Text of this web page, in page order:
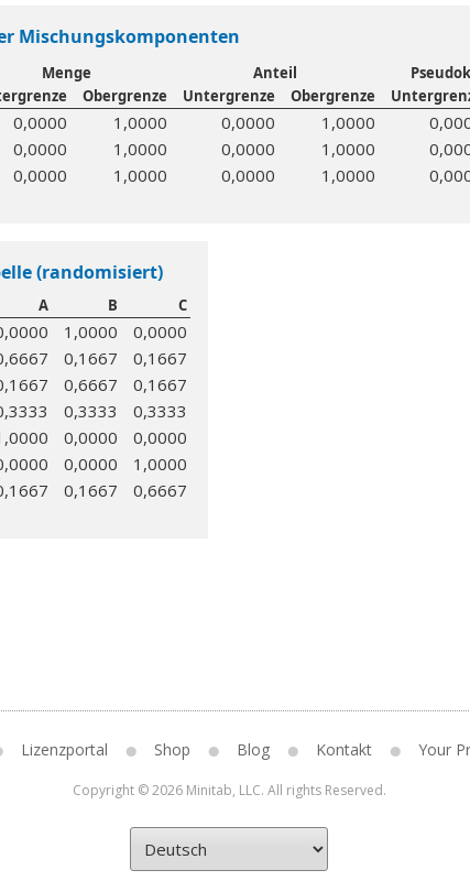
Mischungskomponenten
Menge Anteil
Obergrenze Untergrenze Obergrenze
0,0000 1,0000 0,0000 1,0000
0,0000 1,0000 0,0000 1,0000
0,0000 1,0000 0,0000 1,0000
(randomisiert)
A B C
1,0000
0,0000
0,1667
0,1667
0,6667
0,1667
0,3333
0,3333
0,0000
0,0000
0,0000
1,0000
0,1667 0,6667
Lizenzportal Shop Blog Kontakt Your
Copyright © 2026 Minitab, LLC. All rights Reserved.